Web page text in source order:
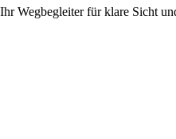
Ihr Wegbegleiter für klare Sicht